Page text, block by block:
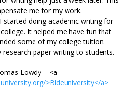
me for my work.
started doing academic writing for
It helped me have fun that
some of my college tuition.
paper writing to students.
Lowdy – <a
>Bldeuniversity</a>